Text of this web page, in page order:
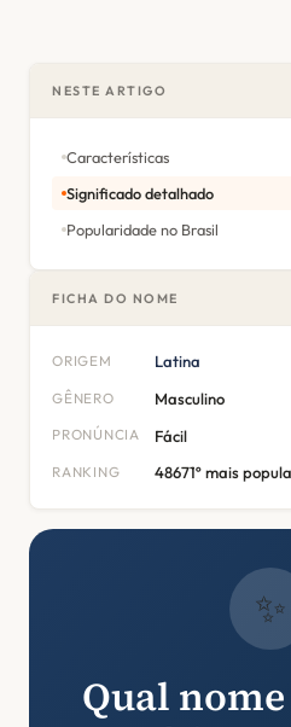
NESTE ARTIGO
Características
Significado detalhado
Popularidade no Brasil
FICHA DO NOME
ORIGEM Latina
GÊNERO Masculino
PRONÚNCIA Fácil
RANKING 48671º mais
✨
Qual